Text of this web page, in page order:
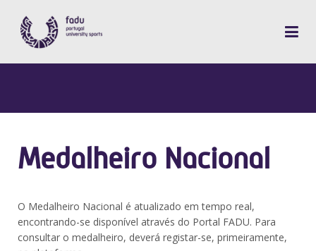
Medalheiro Nacional
O Medalheiro Nacional é atualizado em tempo real,
encontrando-se disponível através do Portal FADU. Para
consultar o medalheiro, deverá registar-se, primeiramente,